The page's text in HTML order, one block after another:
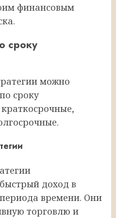
финансовым
сроку
можно
сроку
доход в
времени. Они
торговлю и